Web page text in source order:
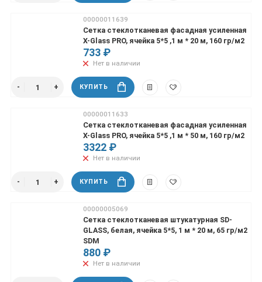
00000011639
Сетка стеклотканевая фасадная усиленная
X-Glass PRO, ячейка 5*5 ,1 м * 20 м, 160 гр/м2
733 ₽
Нет в наличии
КУПИТЬ
00000011633
Сетка стеклотканевая фасадная усиленная
X-Glass PRO, ячейка 5*5 ,1 м * 50 м, 160 гр/м2
3322 ₽
Нет в наличии
КУПИТЬ
00000005069
Сетка стеклотканевая штукатурная SD-
GLASS, белая, ячейка 5*5, 1 м * 20 м, 65 гр/м2
SDM
880 ₽
Нет в наличии